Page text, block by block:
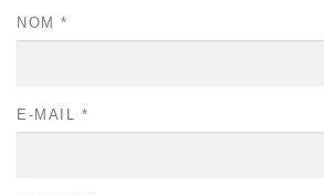
NOM *
E-MAIL *